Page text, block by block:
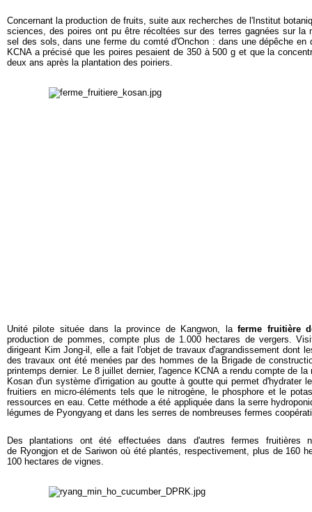
Concernant la production de fruits, suite aux recherches de l'Institut
sciences, des poires ont pu être récoltées sur des terres gagnées sur la
sel des sols, dans une ferme du comté d'Onchon : dans une dépêche en
KCNA a précisé que les poires pesaient de 350 à 500 g et que la
deux ans après la plantation des poiriers.
Unité pilote située dans la province de Kangwon, laferme fruitière
production de pommes, compte plus de 1.000 hectares de vergers.
dirigeant Kim Jong-il, elle a fait l'objet de travaux d'agrandissement dont
des travaux ont été menées par des hommes de la Brigade de
printemps dernier. Le 8 juillet dernier, l'agence KCNA a rendu compte de
Kosan d'un système d'irrigation au goutte à goutte qui permet d'hydrater
fruitiers en micro-éléments tels que le nitrogène, le phosphore et le
ressources en eau. Cette méthode a été appliquée dans la serre
légumes de Pyongyang et dans les serres de nombreuses fermes
Des plantations ont été effectuées dans d'autres fermes fruitières
de Ryongjon et de Sariwon où été plantés, respectivement, plus de 160
100 hectares de vignes.